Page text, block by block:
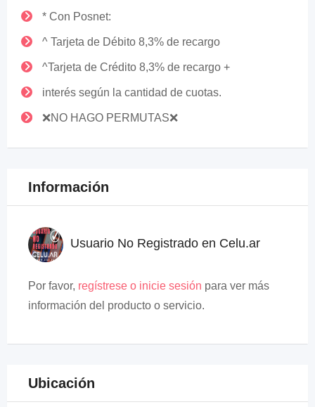
* Con Posnet:
^ Tarjeta de Débito 8,3% de recargo
^Tarjeta de Crédito 8,3% de recargo +
interés según la cantidad de cuotas.
❌NO HAGO PERMUTAS❌
Información
Usuario No Registrado en Celu.ar
Por favor, regístrese o inicie sesión para ver más
información del producto o servicio.
Ubicación